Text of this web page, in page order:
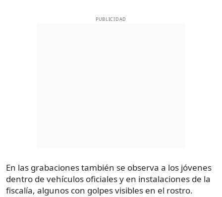
PUBLICIDAD
En las grabaciones también se observa a los jóvenes
dentro de vehículos oficiales y en instalaciones de la
fiscalía, algunos con golpes visibles en el rostro.